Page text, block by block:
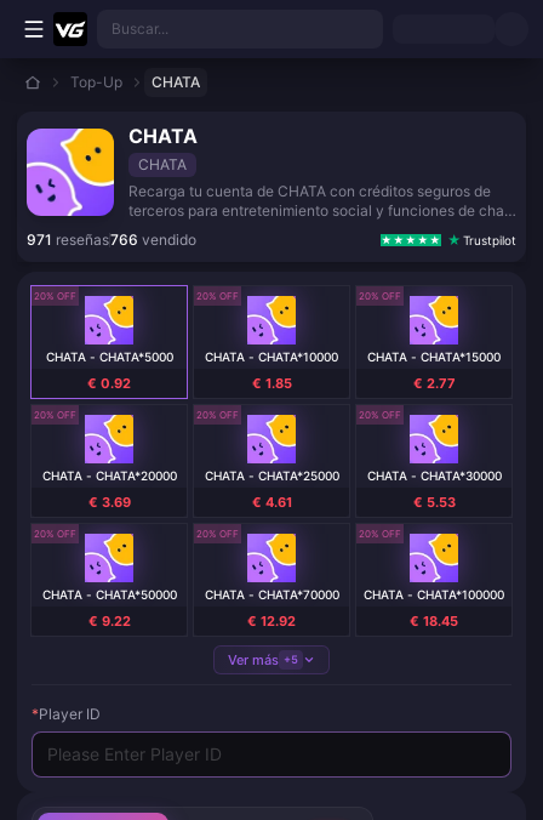
Saltar al contenido principal
Buscar...
Top-Up CHATA
CHATA
CHATA
Recarga tu cuenta de CHATA con créditos seguros de
terceros para entretenimiento social y funciones de chat
en vivo.
971 reseñas766 vendido Trustpilot
20% OFF
CHATA - CHATA*5000
€ 0.92
20% OFF
CHATA - CHATA*10000
€ 1.85
20% OFF
CHATA - CHATA*15000
€ 2.77
20% OFF
CHATA - CHATA*20000
€ 3.69
20% OFF
CHATA - CHATA*25000
€ 4.61
20% OFF
CHATA - CHATA*30000
€ 5.53
20% OFF
CHATA - CHATA*50000
€ 9.22
20% OFF
CHATA - CHATA*70000
€ 12.92
20% OFF
CHATA - CHATA*100000
€ 18.45
Ver más +5
*Player ID